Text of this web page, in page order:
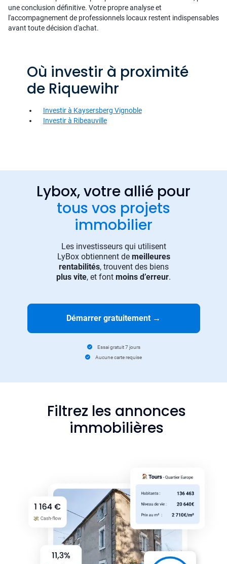
une conclusion définitive. Votre propre analyse et
l'accompagnement de professionnels locaux restent indispensables
avant toute décision d'achat.
Où investir à proximité
de Riquewihr
Investir à Kaysersberg Vignoble
Investir à Ribeauville
Lybox, votre allié pour
tous vos projets
immobilier
Les investisseurs qui utilisent
LyBox obtiennent de meilleures
rentabilités, trouvent des biens
plus vite, et font moins d’erreur.
Démarrer gratuitement →
Essai gratuit 7 jours
Aucune carte requise
Filtrez les annonces
immobilières